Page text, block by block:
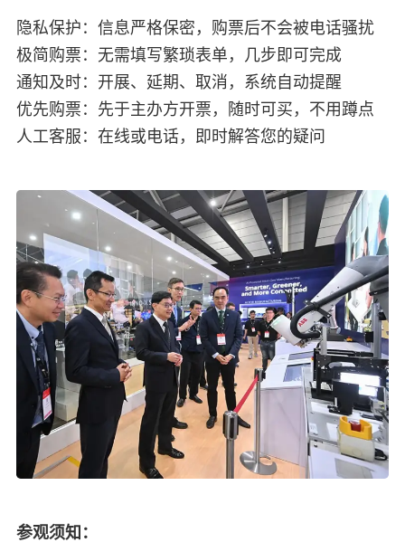
隐私保护：信息严格保密，购票后不会被电话骚扰
极简购票：无需填写繁琐表单，几步即可完成
通知及时：开展、延期、取消，系统自动提醒
优先购票：先于主办方开票，随时可买，不用蹲点
人工客服：在线或电话，即时解答您的疑问
参观须知：